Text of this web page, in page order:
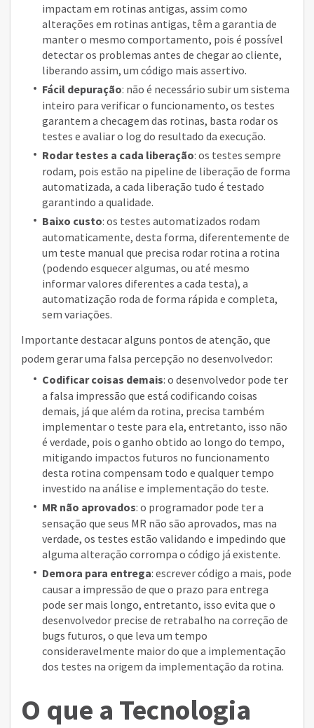
impactam em rotinas antigas, assim como
alterações em rotinas antigas, têm a garantia de
manter o mesmo comportamento, pois é possível
detectar os problemas antes de chegar ao cliente,
liberando assim, um código mais assertivo.
Fácil depuração: não é necessário subir um sistema
inteiro para verificar o funcionamento, os testes
garantem a checagem das rotinas, basta rodar os
testes e avaliar o log do resultado da execução.
Rodar testes a cada liberação: os testes sempre
rodam, pois estão na pipeline de liberação de forma
automatizada, a cada liberação tudo é testado
garantindo a qualidade.
Baixo custo: os testes automatizados rodam
automaticamente, desta forma, diferentemente de
um teste manual que precisa rodar rotina a rotina
(podendo esquecer algumas, ou até mesmo
informar valores diferentes a cada testa), a
automatização roda de forma rápida e completa,
sem variações.
Importante destacar alguns pontos de atenção, que
podem gerar uma falsa percepção no desenvolvedor:
Codificar coisas demais: o desenvolvedor pode ter
a falsa impressão que está codificando coisas
demais, já que além da rotina, precisa também
implementar o teste para ela, entretanto, isso não
é verdade, pois o ganho obtido ao longo do tempo,
mitigando impactos futuros no funcionamento
desta rotina compensam todo e qualquer tempo
investido na análise e implementação do teste.
MR não aprovados: o programador pode ter a
sensação que seus MR não são aprovados, mas na
verdade, os testes estão validando e impedindo que
alguma alteração corrompa o código já existente.
Demora para entrega: escrever código a mais, pode
causar a impressão de que o prazo para entrega
pode ser mais longo, entretanto, isso evita que o
desenvolvedor precise de retrabalho na correção de
bugs futuros, o que leva um tempo
consideravelmente maior do que a implementação
dos testes na origem da implementação da rotina.
O que a Tecnologia